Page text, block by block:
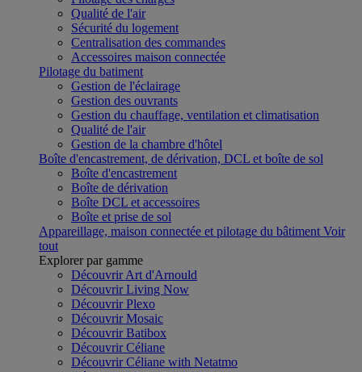
Qualité de l'air
Sécurité du logement
Centralisation des commandes
Accessoires maison connectée
Pilotage du batiment
Gestion de l'éclairage
Gestion des ouvrants
Gestion du chauffage, ventilation et climatisation
Qualité de l'air
Gestion de la chambre d'hôtel
Boîte d'encastrement, de dérivation, DCL et boîte de sol
Boîte d'encastrement
Boîte de dérivation
Boîte DCL et accessoires
Boîte et prise de sol
Appareillage, maison connectée et pilotage du bâtiment Voir
tout
Explorer par gamme
Découvrir Art d'Arnould
Découvrir Living Now
Découvrir Plexo
Découvrir Mosaic
Découvrir Batibox
Découvrir Céliane
Découvrir Céliane with Netatmo